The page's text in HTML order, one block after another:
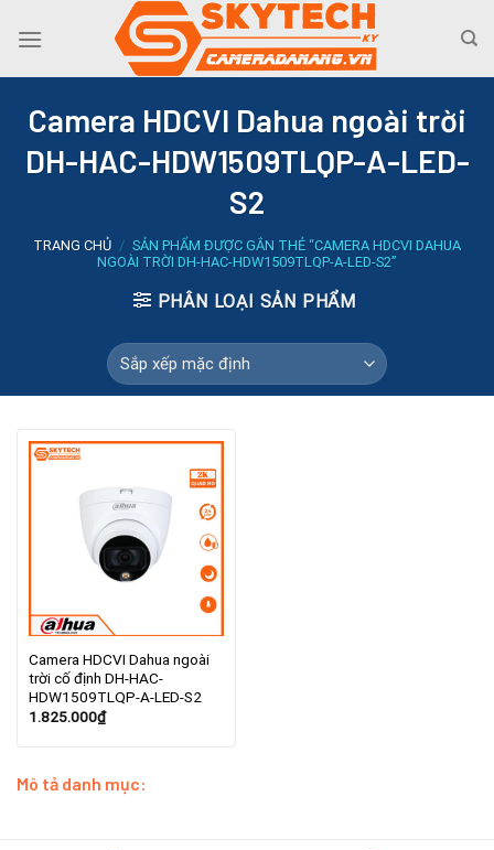
Camera HDCVI Dahua ngoài trời
DH-HAC-HDW1509TLQP-A-LED-
S2
TRANG CHỦ / SẢN PHẨM ĐƯỢC GẮN THẺ “CAMERA HDCVI DAHUA
NGOÀI TRỜI DH-HAC-HDW1509TLQP-A-LED-S2”
PHÂN LOẠI SẢN PHẨM
Camera HDCVI Dahua ngoài
trời cố định DH-HAC-
HDW1509TLQP-A-LED-S2
1.825.000₫
Mô tả danh mục: